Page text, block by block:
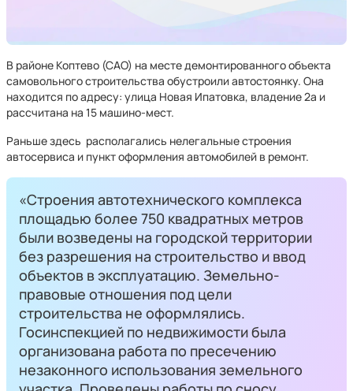
В районе Коптево (САО) на месте демонтированного объекта
самовольного строительства обустроили автостоянку. Она
находится по адресу: улица Новая Ипатовка, владение 2а и
рассчитана на 15 машино-мест.
Раньше здесь располагались нелегальные строения
автосервиса и пункт оформления автомобилей в ремонт.
«Строения автотехнического комплекса
площадью более 750 квадратных метров
были возведены на городской территории
без разрешения на строительство и ввод
объектов в эксплуатацию. Земельно-
правовые отношения под цели
строительства не оформлялись.
Госинспекцией по недвижимости была
организована работа по пресечению
незаконного использования земельного